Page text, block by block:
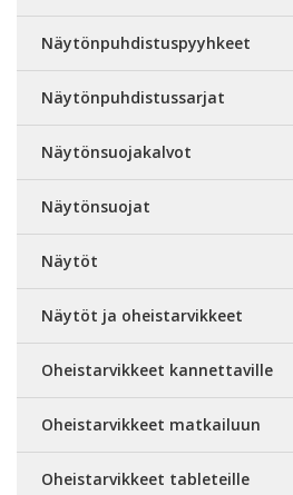
Näytönpuhdistuspyyhkeet
Näytönpuhdistussarjat
Näytönsuojakalvot
Näytönsuojat
Näytöt
Näytöt ja oheistarvikkeet
Oheistarvikkeet kannettaville
Oheistarvikkeet matkailuun
Oheistarvikkeet tableteille